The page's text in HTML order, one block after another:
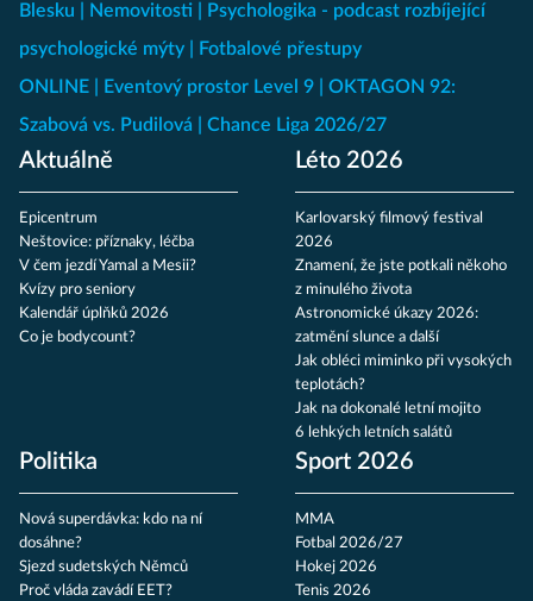
Blesku
Nemovitosti
Psychologika - podcast rozbíjející
psychologické mýty
Fotbalové přestupy
ONLINE
Eventový prostor Level 9
OKTAGON 92:
Szabová vs. Pudilová
Chance Liga 2026/27
Aktuálně
Epicentrum
Neštovice: příznaky, léčba
V čem jezdí Yamal a Mesii?
Kvízy pro seniory
Kalendář úplňků 2026
Co je bodycount?
Léto 2026
Karlovarský filmový festival
2026
Znamení, že jste potkali někoho
z minulého života
Astronomické úkazy 2026:
zatmění slunce a další
Jak obléci miminko při vysokých
teplotách?
Jak na dokonalé letní mojito
6 lehkých letních salátů
Politika
Nová superdávka: kdo na ní
dosáhne?
Sjezd sudetských Němců
Proč vláda zavádí EET?
Sport 2026
MMA
Fotbal 2026/27
Hokej 2026
Tenis 2026